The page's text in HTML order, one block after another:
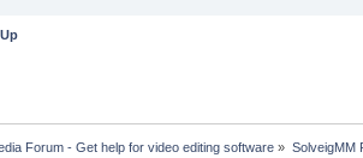
Forum - Get help for video editing software » SolveigMM